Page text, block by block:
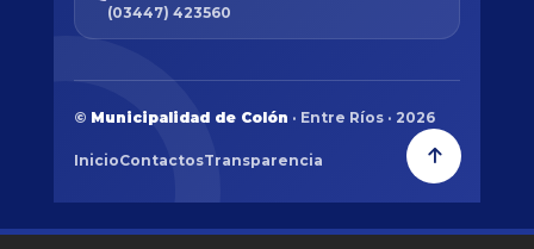
(03447) 423560
© Municipalidad de Colón · Entre Ríos · 2026
InicioContactosTransparencia